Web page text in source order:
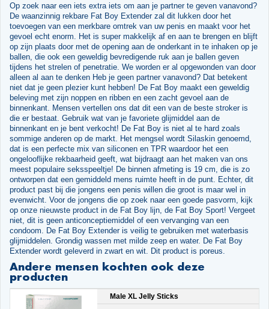
Op zoek naar een iets extra iets om aan je partner te geven vanavond?
De waanzinnig rekbare Fat Boy Extender zal dit lukken door het
toevoegen van een merkbare omtrek van uw penis en maakt voor het
gevoel echt enorm. Het is super makkelijk af en aan te brengen en blijft
op zijn plaats door met de opening aan de onderkant in te inhaken op je
ballen, die ook een geweldig bevredigende ruk aan je ballen geven
tijdens het strelen of penetratie. We worden er al opgewonden van door
alleen al aan te denken Heb je geen partner vanavond? Dat betekent
niet dat je geen plezier kunt hebben! De Fat Boy maakt een geweldig
beleving met zijn noppen en ribben en een zacht gevoel aan de
binnenkant. Mensen vertellen ons dat dit een van de beste stroker is
die er bestaat. Gebruik wat van je favoriete glijmiddel aan de
binnenkant en je bent verkocht! De Fat Boy is niet al te hard zoals
sommige anderen op de markt. Het mengsel wordt Silaskin genoemd,
dat is een perfecte mix van siliconen en TPR waardoor het een
ongelooflijke rekbaarheid geeft, wat bijdraagt aan het maken van ons
meest populaire seksspeeltje! De binnen afmeting is 19 cm, die is zo
ontworpen dat een gemiddeld mens ruimte heeft in de punt. Echter, dit
product past bij die jongens een penis willen die groot is maar wel in
evenwicht. Voor de jongens die op zoek naar een goede pasvorm, kijk
op onze nieuwste product in de Fat Boy lijn, de Fat Boy Sport! Vergeet
niet, dit is geen anticonceptiemiddel of een vervanging van een
condoom. De Fat Boy Extender is veilig te gebruiken met waterbasis
glijmiddelen. Grondig wassen met milde zeep en water. De Fat Boy
Extender wordt geleverd in zwart en wit. Dit product is poreus.
Andere mensen kochten ook deze
producten
Male XL Jelly Sticks